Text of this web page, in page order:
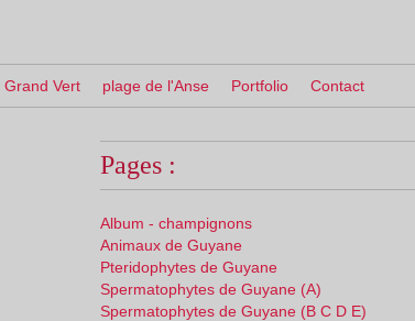
Grand Vert plage de l'Anse Portfolio Contact
Pages :
Album - champignons
Animaux de Guyane
Pteridophytes de Guyane
Spermatophytes de Guyane (A)
Spermatophytes de Guyane (B C D E)